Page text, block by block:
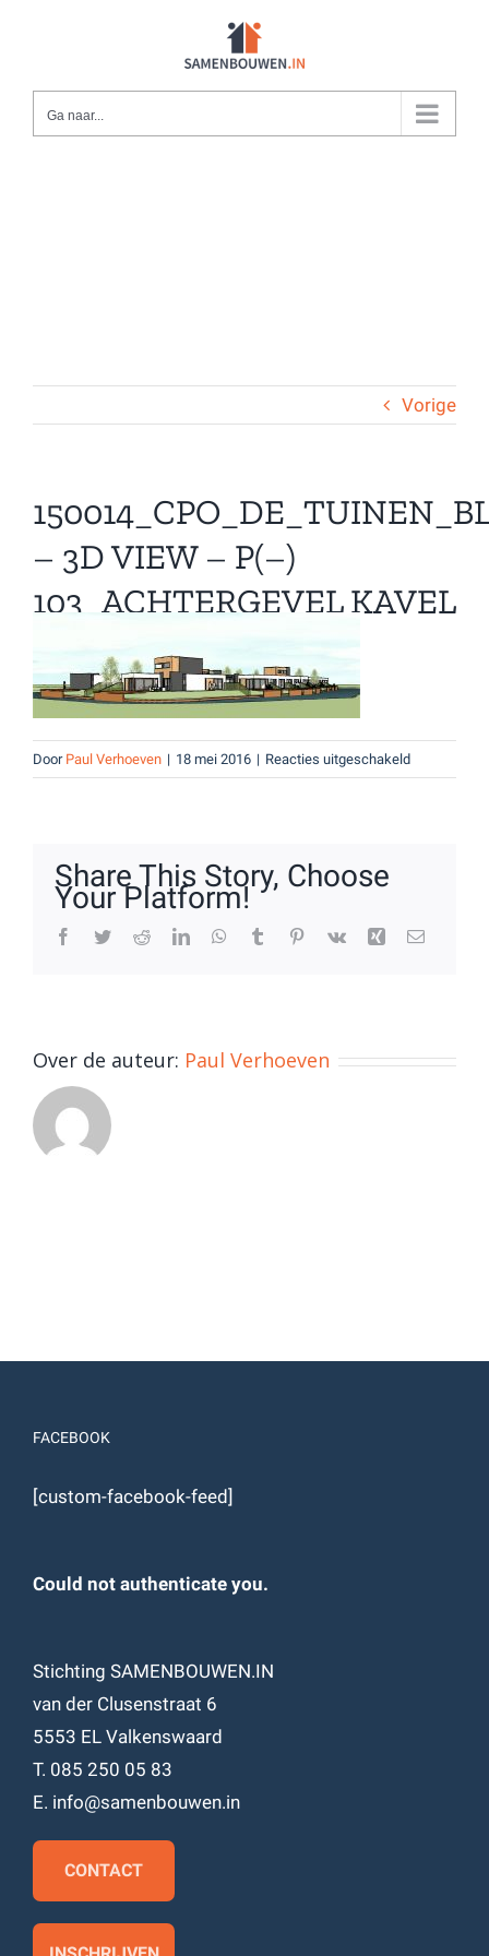
Ga naar...
Vorige
– 3D VIEW – P(–)
103_ACHTERGEVEL KAVEL
8 T-M 15 #1
Door Paul Verhoeven | 18 mei 2016 | Reacties uitgeschakeldvoor
15
Share This Story, Choose
Your Platform!
Facebook
TwitterRedditLinkedInWhatsApp
Tumblr Pinterest
Vk Xing E-
Over de auteur: Paul Verhoeven
FACEBOOK
[custom-facebook-feed]
Could not authenticate you.
Stichting SAMENBOUWEN.IN
van der Clusenstraat 6
5553 EL Valkenswaard
T. 085 250 05 83
E. info@samenbouwen.in
CONTACT